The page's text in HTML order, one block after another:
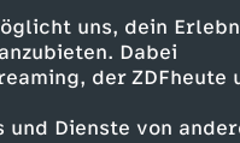
uns, dein
Dabei
der ZDFheute
Dienste von